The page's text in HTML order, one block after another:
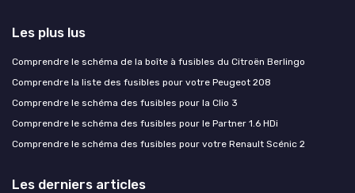
Les plus lus
Comprendre le schéma de la boîte à fusibles du Citroën Berlingo
Comprendre la liste des fusibles pour votre Peugeot 208
Comprendre le schéma des fusibles pour la Clio 3
Comprendre le schéma des fusibles pour le Partner 1.6 HDi
Comprendre le schéma des fusibles pour votre Renault Scénic 2
Les derniers articles